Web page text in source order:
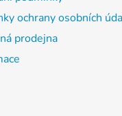
ochrany osobních
prodejna